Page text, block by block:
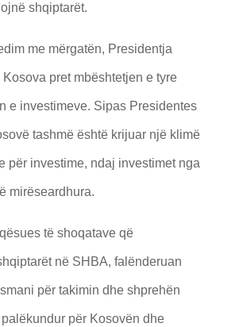
shqiptarët.
me mërgatën, Presidentja
pret mbështetjen e tyre
e investimeve. Sipas Presidentes
tashmë është krijuar një klimë
për investime, ndaj investimet nga
mirëseardhura.
të shoqatave që
në SHBA, falënderuan
për takimin dhe shprehën
për Kosovën dhe